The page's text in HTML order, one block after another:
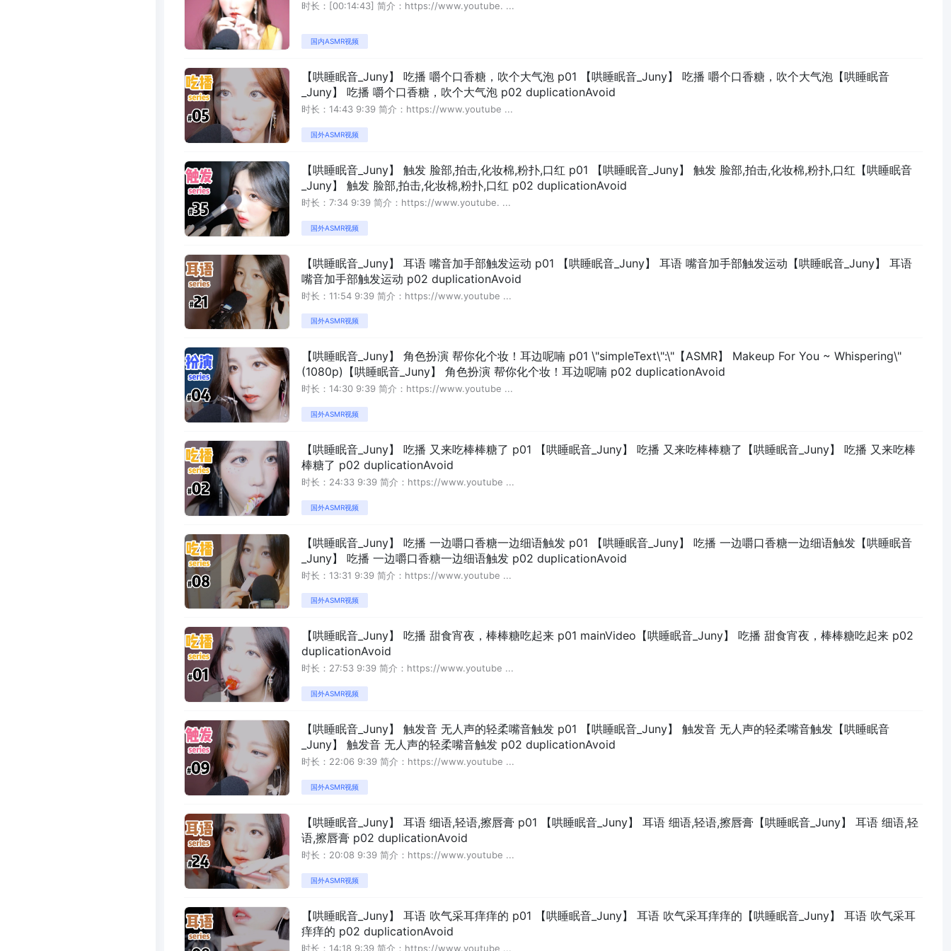
时长：[00:14:43] 简介：https://www.youtube. ...
国内ASMR视频
【哄睡眠音_Juny】 吃播 嚼个口香糖，吹个大气泡 p01 【哄睡眠音_Juny】 吃播 嚼个口香糖，吹个大气泡【哄睡眠音
_Juny】 吃播 嚼个口香糖，吹个大气泡 p02 duplicationAvoid
时长：14:43 9:39 简介：https://www.youtube ...
国外ASMR视频
【哄睡眠音_Juny】 触发 脸部,拍击,化妆棉,粉扑,口红 p01 【哄睡眠音_Juny】 触发 脸部,拍击,化妆棉,粉扑,口红【哄睡眠音
_Juny】 触发 脸部,拍击,化妆棉,粉扑,口红 p02 duplicationAvoid
时长：7:34 9:39 简介：https://www.youtube. ...
国外ASMR视频
【哄睡眠音_Juny】 耳语 嘴音加手部触发运动 p01 【哄睡眠音_Juny】 耳语 嘴音加手部触发运动【哄睡眠音_Juny】 耳语
嘴音加手部触发运动 p02 duplicationAvoid
时长：11:54 9:39 简介：https://www.youtube ...
国外ASMR视频
【哄睡眠音_Juny】 角色扮演 帮你化个妆！耳边呢喃 p01 \"simpleText\":\"【ASMR】 Makeup For You ~ Whispering\"
(1080p)【哄睡眠音_Juny】 角色扮演 帮你化个妆！耳边呢喃 p02 duplicationAvoid
时长：14:30 9:39 简介：https://www.youtube ...
国外ASMR视频
【哄睡眠音_Juny】 吃播 又来吃棒棒糖了 p01 【哄睡眠音_Juny】 吃播 又来吃棒棒糖了【哄睡眠音_Juny】 吃播 又来吃棒
棒糖了 p02 duplicationAvoid
时长：24:33 9:39 简介：https://www.youtube ...
国外ASMR视频
【哄睡眠音_Juny】 吃播 一边嚼口香糖一边细语触发 p01 【哄睡眠音_Juny】 吃播 一边嚼口香糖一边细语触发【哄睡眠音
_Juny】 吃播 一边嚼口香糖一边细语触发 p02 duplicationAvoid
时长：13:31 9:39 简介：https://www.youtube ...
国外ASMR视频
【哄睡眠音_Juny】 吃播 甜食宵夜，棒棒糖吃起来 p01 mainVideo【哄睡眠音_Juny】 吃播 甜食宵夜，棒棒糖吃起来 p02
duplicationAvoid
时长：27:53 9:39 简介：https://www.youtube ...
国外ASMR视频
【哄睡眠音_Juny】 触发音 无人声的轻柔嘴音触发 p01 【哄睡眠音_Juny】 触发音 无人声的轻柔嘴音触发【哄睡眠音
_Juny】 触发音 无人声的轻柔嘴音触发 p02 duplicationAvoid
时长：22:06 9:39 简介：https://www.youtube ...
国外ASMR视频
【哄睡眠音_Juny】 耳语 细语,轻语,擦唇膏 p01 【哄睡眠音_Juny】 耳语 细语,轻语,擦唇膏【哄睡眠音_Juny】 耳语 细语,轻
语,擦唇膏 p02 duplicationAvoid
时长：20:08 9:39 简介：https://www.youtube ...
国外ASMR视频
【哄睡眠音_Juny】 耳语 吹气采耳痒痒的 p01 【哄睡眠音_Juny】 耳语 吹气采耳痒痒的【哄睡眠音_Juny】 耳语 吹气采耳
痒痒的 p02 duplicationAvoid
时长：14:18 9:39 简介：https://www.youtube ...